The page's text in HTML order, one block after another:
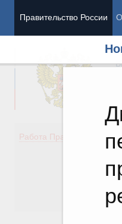
Правительство России
Работа Правительства